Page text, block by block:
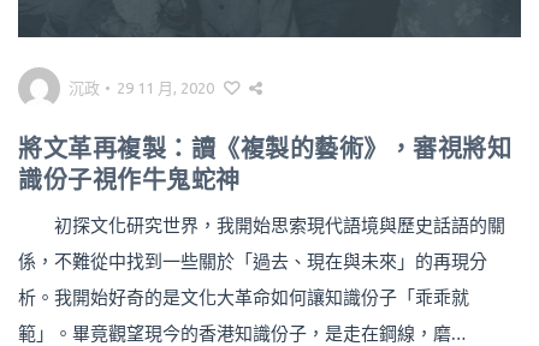
沉政 • 29 11 月, 2020
將文革再複製：讀《複製的藝術》，審視將知
識份子視作牛鬼蛇神
初探文化研究世界，我開始思索現代語境與歷史話語的關
係，不難從中找到一些關於「過去、現在與未來」的再現分
析。我開始好奇的是文化大革命如何讓知識份子「乖乖就
範」。畢竟觀望現今的香港知識份子，是走在鋼線，磨…